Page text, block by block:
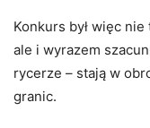
Konkurs był więc
ale i wyrazem
rycerze – stają w
granic.